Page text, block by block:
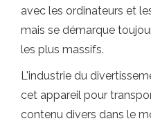
avec les ordinateurs et
mais se démarque
les plus massifs.
L'industrie du
cet appareil pour
contenu divers dans le